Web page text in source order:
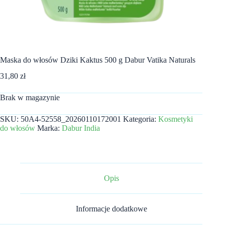
Maska do włosów Dziki Kaktus 500 g Dabur Vatika Naturals
31,80 zł
Brak w magazynie
SKU: 50A4-52558_20260110172001 Kategoria: Kosmetyki
do włosów Marka: Dabur India
Opis
Informacje dodatkowe